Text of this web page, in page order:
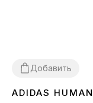
Добавить
36 3738 39 404142
ADIDAS